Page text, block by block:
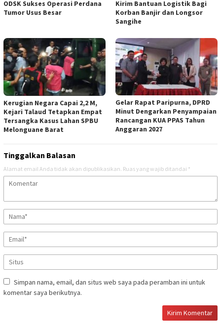
ODSK Sukses Operasi Perdana
Tumor Usus Besar
Kirim Bantuan Logistik Bagi
Korban Banjir dan Longsor
Sangihe
Kerugian Negara Capai 2,2 M,
Kejari Talaud Tetapkan Empat
Tersangka Kasus Lahan SPBU
Melonguane Barat
Gelar Rapat Paripurna, DPRD
Minut Dengarkan Penyampaian
Rancangan KUA PPAS Tahun
Anggaran 2027
Tinggalkan Balasan
Alamat email Anda tidak akan dipublikasikan. Ruas yang wajib ditandai *
Simpan nama, email, dan situs web saya pada peramban ini untuk
komentar saya berikutnya.